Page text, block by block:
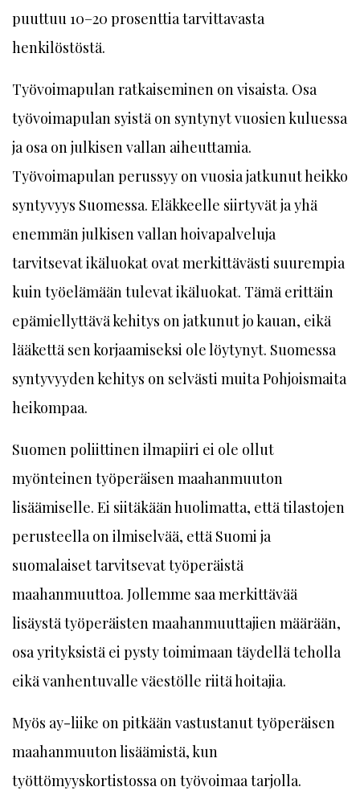
puuttuu 10–20 prosenttia tarvittavasta
henkilöstöstä.
Työvoimapulan ratkaiseminen on visaista. Osa
työvoimapulan syistä on syntynyt vuosien kuluessa
ja osa on julkisen vallan aiheuttamia.
Työvoimapulan perussyy on vuosia jatkunut heikko
syntyvyys Suomessa. Eläkkeelle siirtyvät ja yhä
enemmän julkisen vallan hoivapalveluja
tarvitsevat ikäluokat ovat merkittävästi suurempia
kuin työelämään tulevat ikäluokat. Tämä erittäin
epämiellyttävä kehitys on jatkunut jo kauan, eikä
lääkettä sen korjaamiseksi ole löytynyt. Suomessa
syntyvyyden kehitys on selvästi muita Pohjoismaita
heikompaa.
Suomen poliittinen ilmapiiri ei ole ollut
myönteinen työperäisen maahanmuuton
lisäämiselle. Ei siitäkään huolimatta, että tilastojen
perusteella on ilmiselvää, että Suomi ja
suomalaiset tarvitsevat työperäistä
maahanmuuttoa. Jollemme saa merkittävää
lisäystä työperäisten maahanmuuttajien määrään,
osa yrityksistä ei pysty toimimaan täydellä teholla
eikä vanhentuvalle väestölle riitä hoitajia.
Myös ay-liike on pitkään vastustanut työperäisen
maahanmuuton lisäämistä, kun
työttömyyskortistossa on työvoimaa tarjolla.